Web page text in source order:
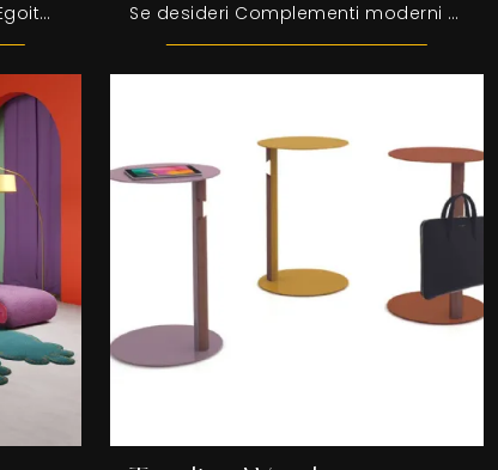
Tavolino rotondo Panama di Egoitaliano: clicca e scopri di più sui Complementi e tavolini moderni in gres del noto e conosciuto brand! Se desideri Complementi moderni e tavolini in metallo scopri di più sul modello Tavolino Planet del marchio Egoitaliano.